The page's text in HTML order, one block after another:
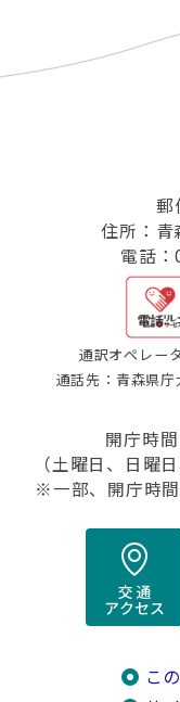
郵
住所：青
電話
通訳オペレー
通話先：青森県
開庁時
（土曜日、日曜
※一部、開庁時間
こ